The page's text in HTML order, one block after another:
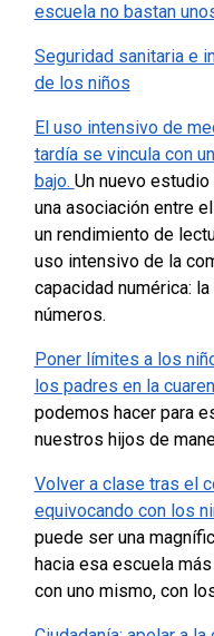
escuela no bastan
Seguridad sanitaria e
de los niños
El uso intensivo de
tardía se vincula con
bajo. Un nuevo
una asociación entre
un rendimiento de
uso intensivo de la
capacidad numérica:
números.
Poner límites a los
los padres en la
podemos hacer para
nuestros hijos de
Volver a clase tras el
equivocando con los
puede ser una
hacia esa escuela
con uno mismo, con